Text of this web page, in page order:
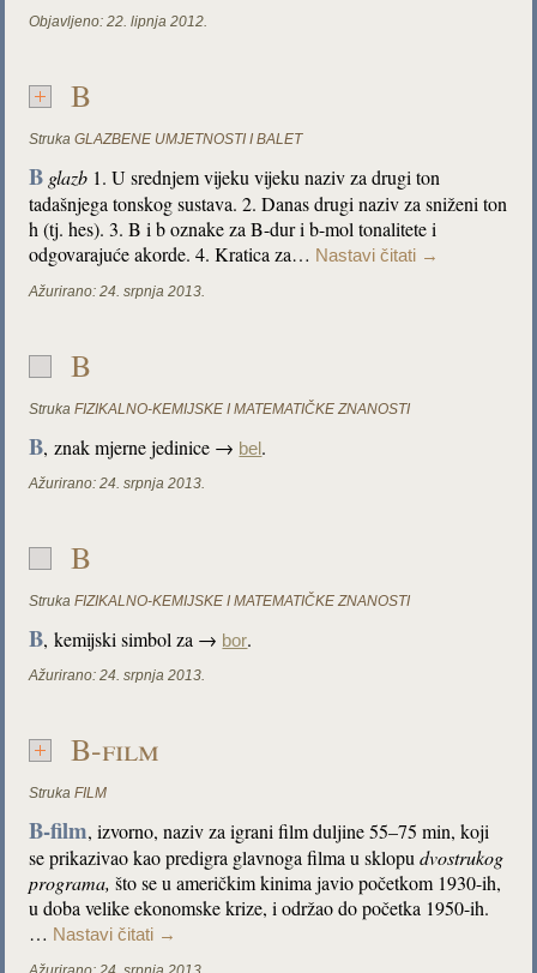
Objavljeno: 22. lipnja 2012.
B
Struka GLAZBENE UMJETNOSTI I BALET
B glazb 1. U srednjem vijeku vijeku naziv za drugi ton
tadašnjega tonskog sustava. 2. Danas drugi naziv za sniženi ton
h (tj. hes). 3. B i b oznake za B-dur i b-mol tonalitete i
odgovarajuće akorde. 4. Kratica za… Nastavi čitati →
Ažurirano: 24. srpnja 2013.
B
Struka FIZIKALNO-KEMIJSKE I MATEMATIČKE ZNANOSTI
B,znak mjerne jedinice → bel .
Ažurirano: 24. srpnja 2013.
B
Struka FIZIKALNO-KEMIJSKE I MATEMATIČKE ZNANOSTI
B, kemijski simbol za → bor.
Ažurirano: 24. srpnja 2013.
B-film
Struka FILM
B-film, izvorno, naziv za igrani film duljine 55–75 min, koji
se prikazivao kao predigra glavnoga filma u sklopudvostrukog
programa, što se u američkim kinima javio početkom 1930-ih,
u doba velike ekonomske krize, i održao do početka 1950-ih.
… Nastavi čitati →